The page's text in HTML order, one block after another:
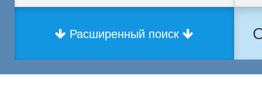
Расширенный поиск